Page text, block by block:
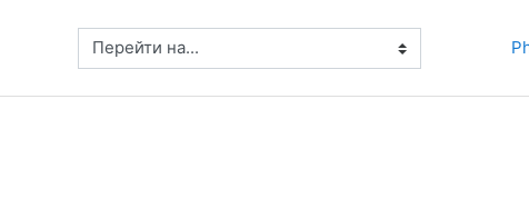
Перейти на...